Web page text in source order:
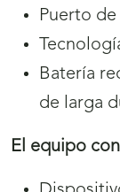
Puerto de
Batería
de larga
El equipo